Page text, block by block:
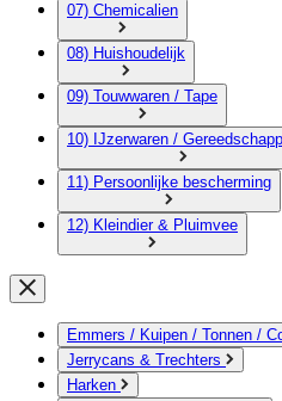
07) Chemicalien
08) Huishoudelijk
09) Touwwaren / Tape
10) IJzerwaren /
11) Persoonlijke bescherming
12) Kleindier & Pluimvee
Emmers / Kuipen / Tonnen /
Jerrycans & Trechters
Harken